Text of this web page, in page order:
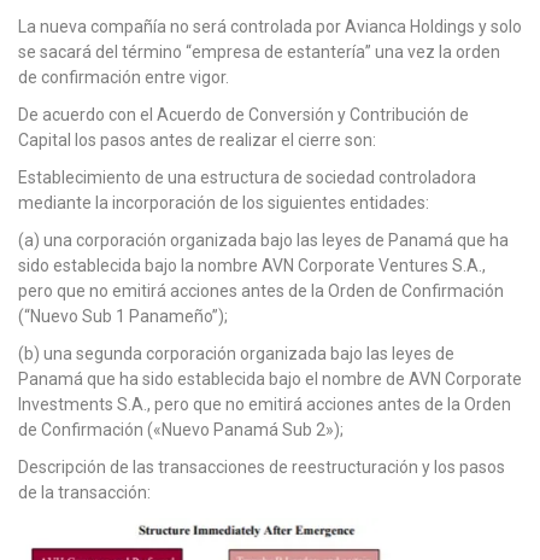
La nueva compañía no será controlada por Avianca Holdings y solo
se sacará del término “empresa de estantería” una vez la orden
de confirmación entre vigor.
De acuerdo con el Acuerdo de Conversión y Contribución de
Capital los pasos antes de realizar el cierre son:
Establecimiento de una estructura de sociedad controladora
mediante la incorporación de los siguientes entidades:
(a) una corporación organizada bajo las leyes de Panamá que ha
sido establecida bajo la nombre AVN Corporate Ventures S.A.,
pero que no emitirá acciones antes de la Orden de Confirmación
(“Nuevo Sub 1 Panameño”);
(b) una segunda corporación organizada bajo las leyes de
Panamá que ha sido establecida bajo el nombre de AVN Corporate
Investments S.A., pero que no emitirá acciones antes de la Orden
de Confirmación («Nuevo Panamá Sub 2»);
Descripción de las transacciones de reestructuración y los pasos
de la transacción: